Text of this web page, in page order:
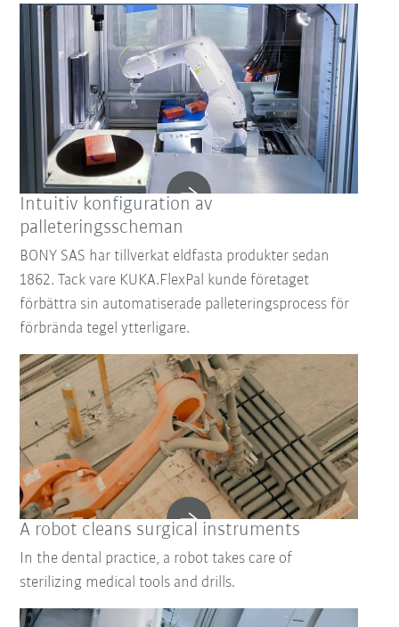
Intuitiv konfiguration av
palleteringsscheman
BONY SAS har tillverkat eldfasta produkter sedan
1862. Tack vare KUKA.FlexPal kunde företaget
förbättra sin automatiserade palleteringsprocess för
förbrända tegel ytterligare.
A robot cleans surgical instruments
In the dental practice, a robot takes care of
sterilizing medical tools and drills.